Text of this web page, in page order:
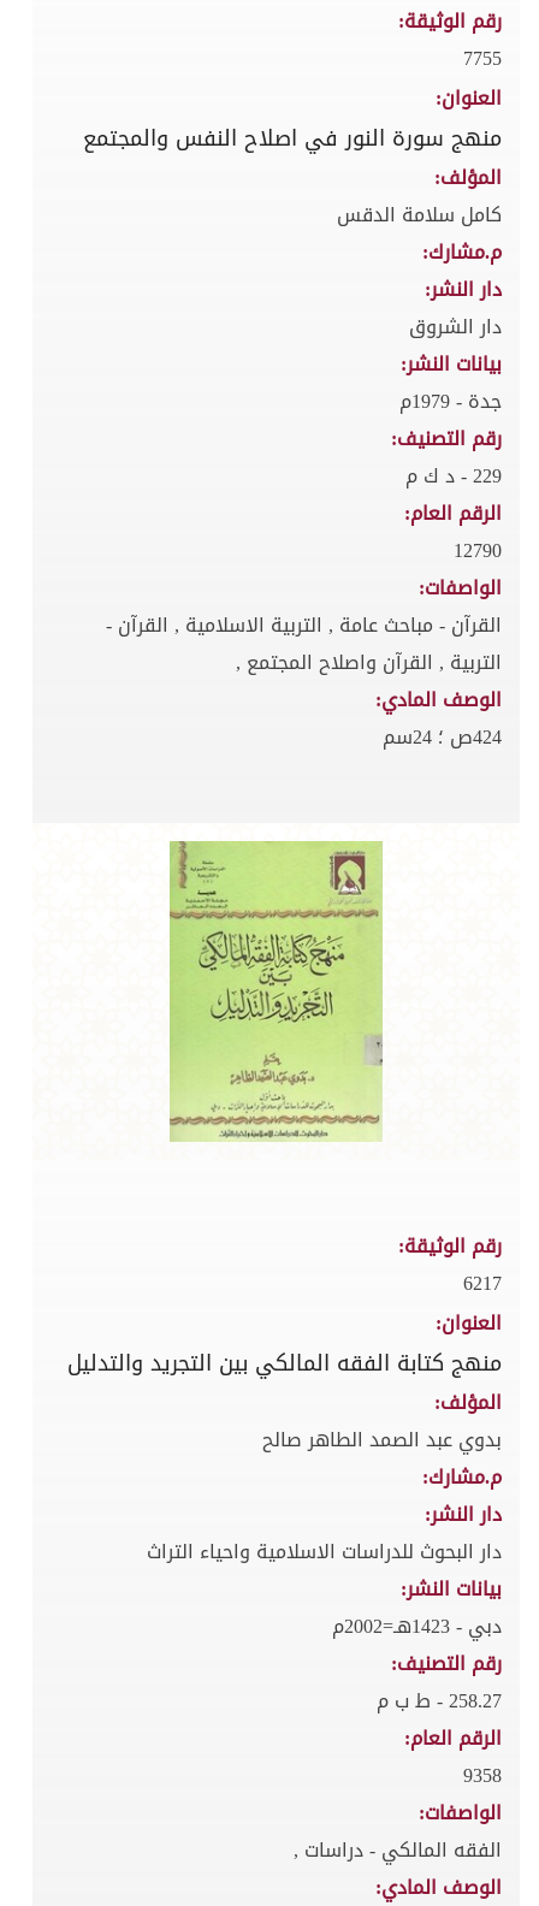
رقم الوثيقة:
7755
العنوان:
منهج سورة النور في اصلاح النفس والمجتمع
المؤلف:
كامل سلامة الدقس
م.مشارك:
دار النشر:
دار الشروق
بيانات النشر:
جدة - 1979م
رقم التصنيف:
229 - د ك م
الرقم العام:
12790
الواصفات:
القرآن - مباحث عامة , التربية الاسلامية , القرآن -
التربية , القرآن واصلاح المجتمع ,
الوصف المادي:
424ص ؛ 24سم
رقم الوثيقة:
6217
العنوان:
منهج كتابة الفقه المالكي بين التجريد والتدليل
المؤلف:
بدوي عبد الصمد الطاهر صالح
م.مشارك:
دار النشر:
دار البحوث للدراسات الاسلامية واحياء التراث
بيانات النشر:
دبي - 1423هـ=2002م
رقم التصنيف:
258.27 - ط ب م
الرقم العام:
9358
الواصفات:
الفقه المالكي - دراسات ,
الوصف المادي: